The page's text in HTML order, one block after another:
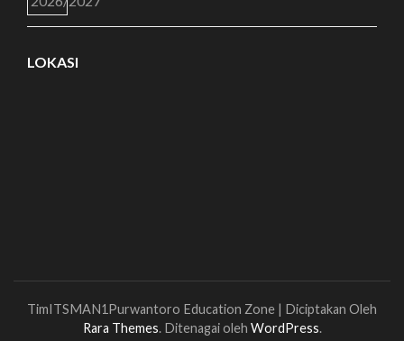
LOKASI
TimITSMAN1Purwantoro Education Zone | Diciptakan Oleh
Rara Themes. Ditenagai oleh WordPress.